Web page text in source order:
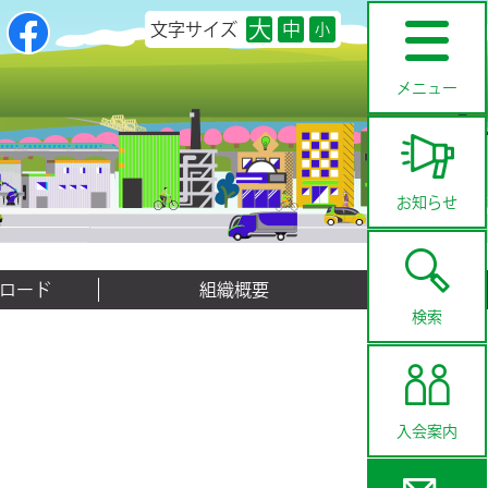
文字サイズ 大 中 小
メニュー
お知らせ
検索
入会案内
ード 組織概要